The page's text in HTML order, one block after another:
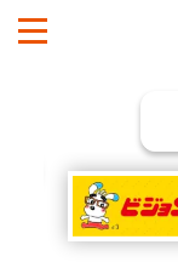
使えるお店を探す
Item